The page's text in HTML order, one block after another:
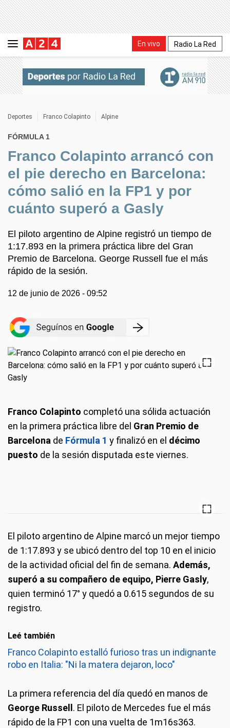
En vivo Radio La Red
Deportes Franco Colapinto Alpine
FÓRMULA 1
Franco Colapinto arrancó con
el pie derecho en Barcelona:
cómo salió en la FP1 y por
cuánto superó a Gasly
El piloto argentino de Alpine registró un tiempo de
1:17.893 en la primera práctica libre del Gran
Premio de Barcelona. George Russell fue el más
rápido de la sesión.
12 de junio de 2026 - 09:52
Franco Colapinto completó una sólida actuación
en la primera práctica libre del Gran Premio de
Barcelona de Fórmula 1 y finalizó en el décimo
puesto de la sesión disputada este viernes.
El piloto argentino de Alpine marcó un mejor tiempo
de 1:17.893 y se ubicó dentro del top 10 en el inicio
de la actividad oficial del fin de semana. Además,
superó a su compañero de equipo, Pierre Gasly,
quien terminó 17° y quedó a 0.615 segundos de su
registro.
Leé también
Franco Colapinto estalló furioso tras un indignante
robo en Italia: "Ni la matera dejaron, loco"
La primera referencia del día quedó en manos de
George Russell . El piloto de Mercedes fue el más
rápido de la FP1 con una vuelta de 1m16s363.